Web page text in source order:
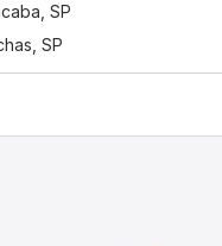
SP
SP